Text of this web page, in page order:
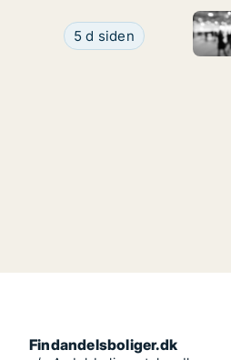
Ane søger andelsbolig
5 d siden
Findandelsboliger.dk